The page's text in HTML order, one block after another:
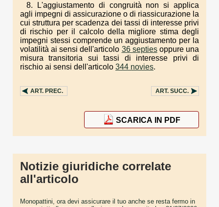
8. L'aggiustamento di congruità non si applica
agli impegni di assicurazione o di riassicurazione la
cui struttura per scadenza dei tassi di interesse privi
di rischio per il calcolo della migliore stima degli
impegni stessi comprende un aggiustamento per la
volatilità ai sensi dell'articolo 36 septiesoppure una
misura transitoria sui tassi di interesse privi di
rischio ai sensi dell'articolo 344 novies.
ART. PREC. ART. SUCC.
SCARICA IN PDF
Notizie giuridiche correlate
all'articolo
Monopattini, ora devi assicurare il tuo anche se resta fermo in